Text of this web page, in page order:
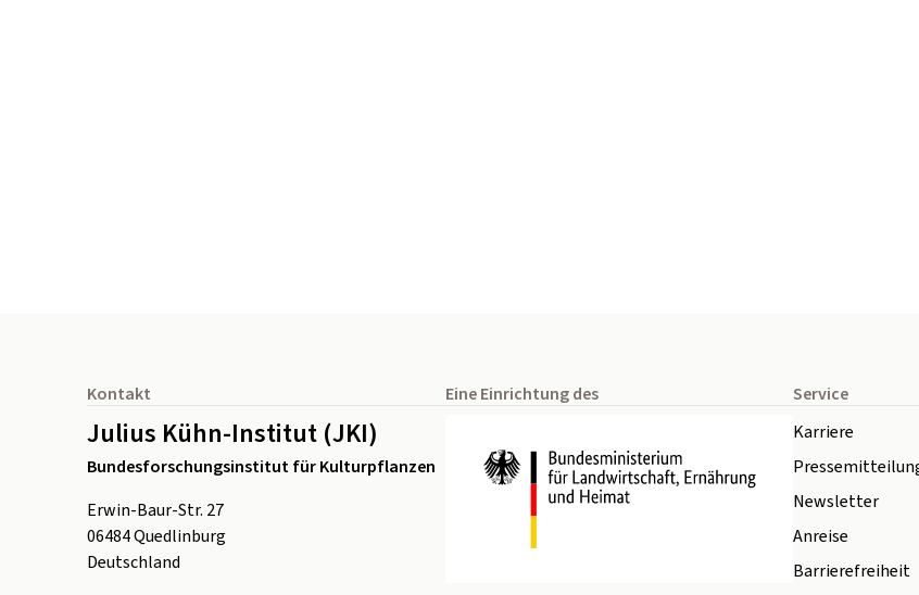
Kontakt
Julius Kühn-Institut (JKI)
Bundesforschungsinstitut für Kulturpflanzen
Erwin-Baur-Str. 27
06484Quedlinburg
Deutschland
Eine Einrichtung des
Service
Karriere
Newsletter
Anreise
Barrierefreiheit